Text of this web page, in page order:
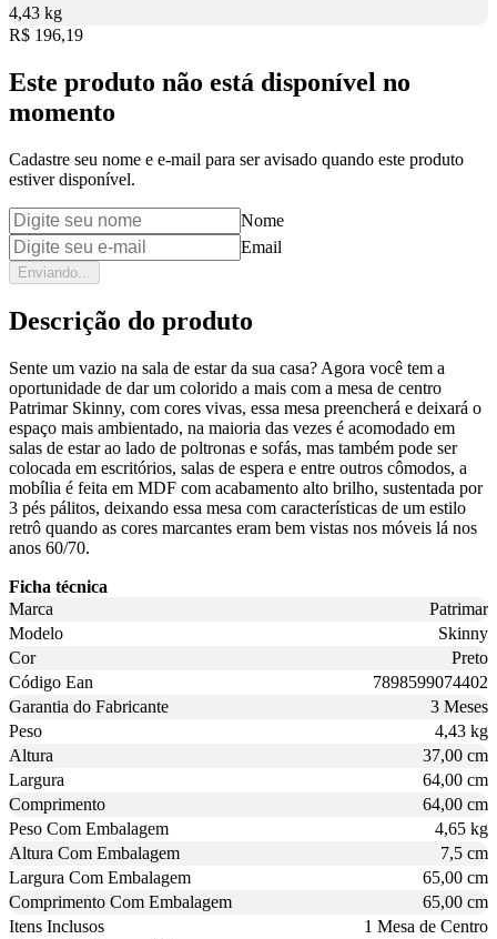
4,43 kg
Price:
R$ 196,19
Este produto não está disponível no
momento
Cadastre seu nome e e-mail para ser avisado quando este produto
estiver disponível.
Nome
Email
Enviando...
Descrição do produto
Sente um vazio na sala de estar da sua casa? Agora você tem a
oportunidade de dar um colorido a mais com a mesa de centro
Patrimar Skinny, com cores vivas, essa mesa preencherá e deixará o
espaço mais ambientado, na maioria das vezes é acomodado em
salas de estar ao lado de poltronas e sofás, mas também pode ser
colocada em escritórios, salas de espera e entre outros cômodos, a
mobília é feita em MDF com acabamento alto brilho, sustentada por
3 pés pálitos, deixando essa mesa com características de um estilo
retrô quando as cores marcantes eram bem vistas nos móveis lá nos
anos 60/70.
Ficha técnica
Marca
Patrimar
Modelo
Skinny
Cor
Preto
Código Ean
7898599074402
Garantia do Fabricante
3 Meses
Peso
4,43 kg
Altura
37,00 cm
Largura
64,00 cm
Comprimento
64,00 cm
Peso Com Embalagem
4,65 kg
Altura Com Embalagem
7,5 cm
Largura Com Embalagem
65,00 cm
Comprimento Com Embalagem
65,00 cm
Itens Inclusos
1 Mesa de Centro